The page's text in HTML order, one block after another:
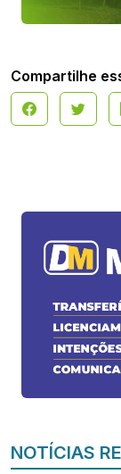
Compartilhe
NOTÍCIAS